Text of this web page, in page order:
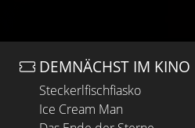
DEMNÄCHST IM KINO
Steckerlfischfiasko
Ice Cream Man